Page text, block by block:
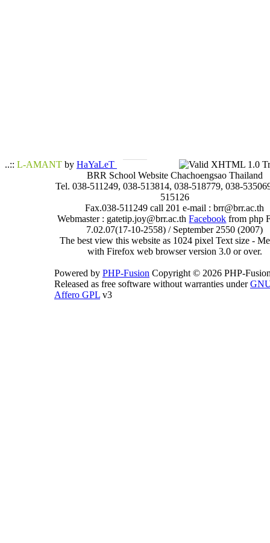
..:: L-AMANT by HaYaLeT
BRR School Website Chachoengsao Thailand
Tel. 038-511249, 038-513814, 038-518779, 038-
515126
Fax.038-511249 call 201 e-mail : brr@brr.ac.th
Webmaster : gatetip.joy@brr.ac.thFacebook from php
7.02.07(17-10-2558) / September 2550 (2007)
The best view this website as 1024 pixel Text size -
with Firefox web browser version 3.0 or over.
Powered by PHP-Fusion Copyright © 2026 PHP-
Released as free software without warranties under
Affero GPL v3